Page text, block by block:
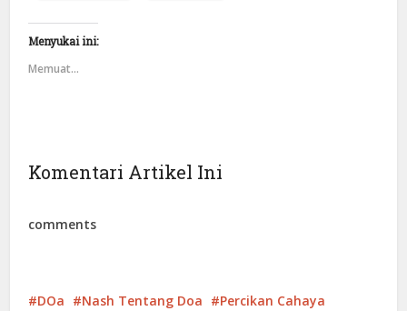
Menyukai ini:
Memuat...
Komentari Artikel Ini
comments
DOa Nash Tentang Doa
Percikan Cahaya